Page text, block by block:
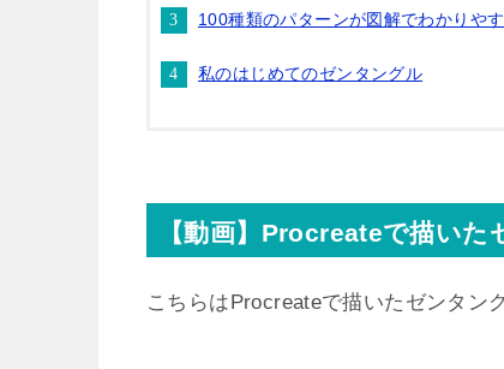
100種類のパターンが図解でわかりやす
私のはじめてのゼンタングル
【動画】Procreateで描いた
こちらはProcreateで描いたゼンタン